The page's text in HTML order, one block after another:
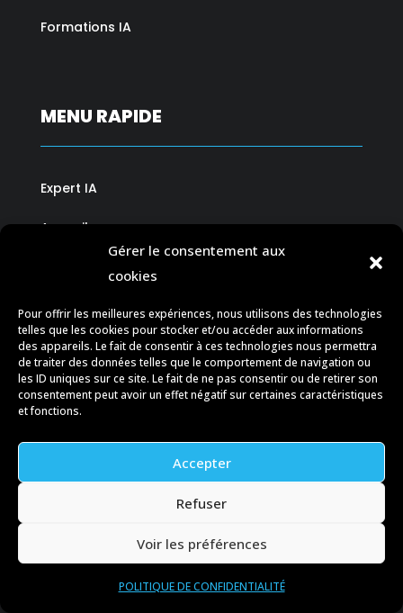
Gérer le consentement aux
cookies
Pour offrir les meilleures expériences, nous utilisons des technologies
telles que les cookies pour stocker et/ou accéder aux informations
des appareils. Le fait de consentir à ces technologies nous permettra
de traiter des données telles que le comportement de navigation ou
les ID uniques sur ce site. Le fait de ne pas consentir ou de retirer son
consentement peut avoir un effet négatif sur certaines caractéristiques
et fonctions.
Accepter
Refuser
Voir les préférences
POLITIQUE DE CONFIDENTIALITÉ
Formations IA
MENU RAPIDE
Expert IA
Accueil
Blog
Contact
CONTACT
contact@dr-page.fr
 +590 690 756 945